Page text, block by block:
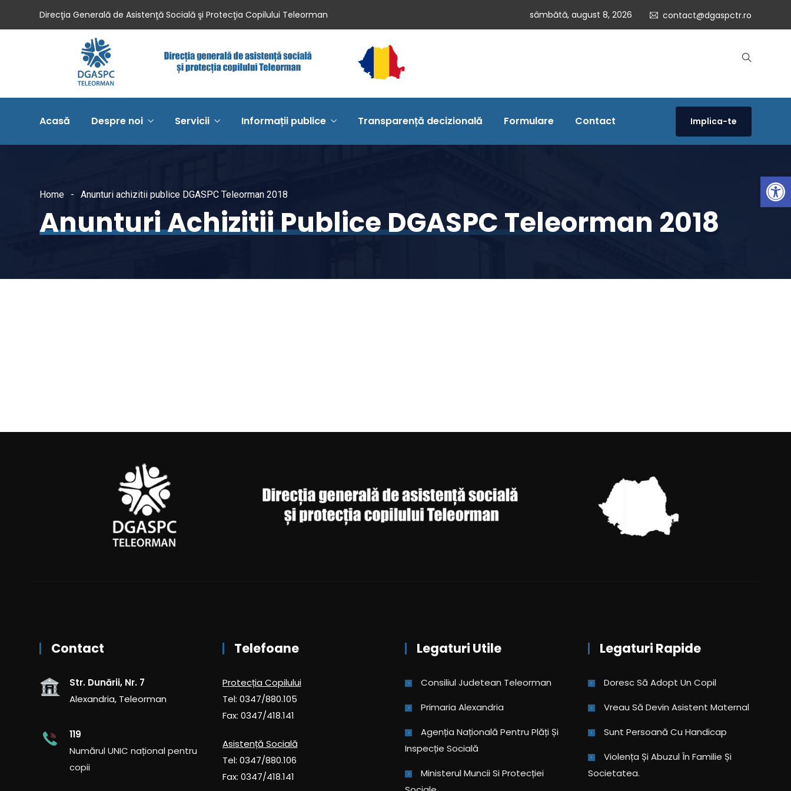
Direcţia Generală de Asistenţă Socială şi Protecţia Copilului Teleorman sâmbătă, august 8, 2026 contact@dgaspctr.ro
Acasă Despre noi Servicii Informații publice Transparență decizională Formulare Contact Implica-te
Home Anunturi achizitii publice DGASPC Teleorman 2018
Anunturi Achizitii Publice DGASPC Teleorman 2018
Contact
Str. Dunării, Nr. 7
Alexandria, Teleorman
119
Numărul UNIC național pentru
copii
Telefoane
Protecția Copilului
Tel: 0347/880.105
Fax: 0347/418.141
Asistență Socială
Tel: 0347/880.106
Fax: 0347/418.141
Legaturi Utile
Consiliul Judetean Teleorman
Primaria Alexandria
Agenția Națională Pentru Plăți Și
Inspecție Socială
Ministerul Muncii Si Protecției
Legaturi Rapide
Doresc Să Adopt Un Copil
Vreau Să Devin Asistent Maternal
Sunt Persoană Cu Handicap
Violența Și Abuzul În Familie Și
Societatea.